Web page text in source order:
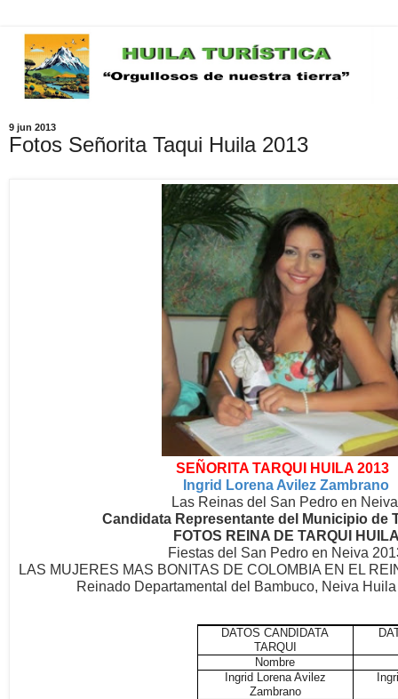
9 jun 2013
Fotos Señorita Taqui Huila 2013
SEÑORITA TARQUI HUILA 2013
Ingrid Lorena Avilez Zambrano
Las Reinas del San Pedro en
Candidata Representante del Municipio de
FOTOS REINA DE TARQUI
Fiestas del San Pedro en Neiva
LAS MUJERES MAS BONITAS DE COLOMBIA EN EL
Reinado Departamental del Bambuco, Neiva
DATOS CANDIDATA
TARQUI
Nombre
Ingrid Lorena Avilez
Zambrano